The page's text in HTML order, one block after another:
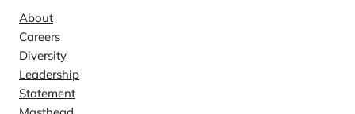
About
Careers
Diversity
Leadership
Statement